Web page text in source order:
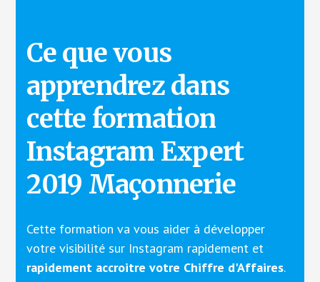
Ce que vous
apprendrez dans
cette formation
Instagram Expert
2019 Maçonnerie
Cette formation va vous aider à développer
votre visibilité sur Instagram rapidement et
rapidement accroitre votre Chiffre d'Affaires.